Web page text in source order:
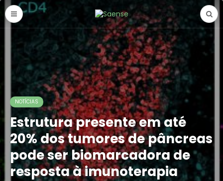
NOTÍCIAS
Estrutura presente em até
20% dos tumores de pâncreas
pode ser biomarcadora de
resposta à imunoterapia